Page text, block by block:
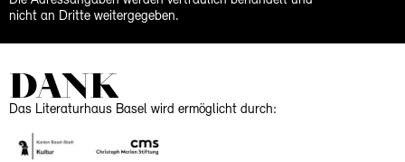
nicht an Dritte weitergegeben.
DANK
Das Literaturhaus Basel wird ermöglicht durch: